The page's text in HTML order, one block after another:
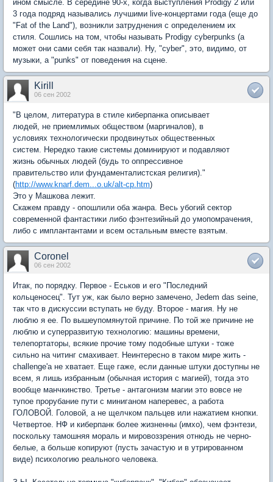
ином смысле. В середине 90-х, когда выступления Prodigy 2 или
3 года подряд назывались лучшими live-концертами года (еще до
"Fat of the Land"), возникли затруднения с определением их
стиля. Сошлись на том, чтобы называть Prodigy cyberpunks (а
может они сами себя так назвали). Ну, "cyber", это, видимо, от
музыки, а "punks" от поведения на сцене.
Kirill
06 сен 2002
"В целом, литература в стиле киберпанка описывает
людей, не приемлимых обществом (маргиналов), в
условиях технологически продвинутых общественных
систем. Нередко такие системы доминируют и подавляют
жизнь обычных людей (будь то оппрессивное
правительство или фундаменталистская религия)."
(http://www.knarf.dem...o.uk/alt-cp.htm)
Это у Машкова лежит.
Скажем правду - опошлили оба жанра. Весь убогий сектор
современной фантастики либо фэнтезийный до умопомрачения,
либо с имплантантами и всем остальным вместе взятым.
Coronel
06 сен 2002
Итак, по порядку. Первое - Еськов и его "Последний
кольценосец". Тут уж, как было верно замечено, Jedem das seine,
так что в дискуссии вступать не буду. Второе - магия. Ну не
люблю я ее. По вышеупомянутой причине. По той же причине не
люблю и суперразвитую технологию: машины времени,
телепортаторы, всякие прочие тому подобные штуки - тоже
сильно на читинг смахивает. Неинтересно в таком мире жить -
challenge'а не хватает. Еще гаже, если данные штуки доступны не
всем, я лишь избранным (обычная история с магией), тогда это
вообще манчкинство. Третье - антагонизм магии это вовсе не
тупое прорубание пути с миниганом наперевес, а работа
ГОЛОВОЙ. Головой, а не щелчком пальцев или нажатием кнопки.
Четвертое. НФ и киберпанк более жизненны (имхо), чем фэнтези,
поскольку тамошняя мораль и мировоззрения отнюдь не черно-
белые, а больше копируют (пусть зачастую и в утрированном
виде) психологию реального человека.